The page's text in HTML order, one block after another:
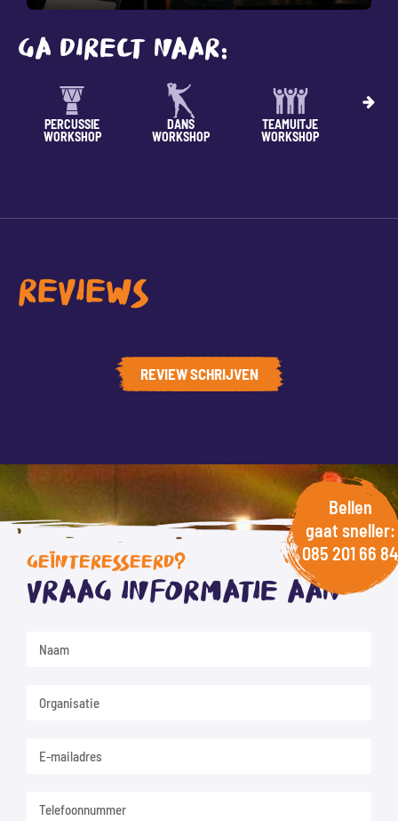
GA DIRECT NAAR:
PERCUSSIE
WORKSHOP
DANS
WORKSHOP
TEAMUITJE
WORKSHOP
REVIEWS
REVIEW SCHRIJVEN
Bellen
gaat sneller:
085 201 66 84
GEÏNTERESSEERD?
Vraag informatie aan